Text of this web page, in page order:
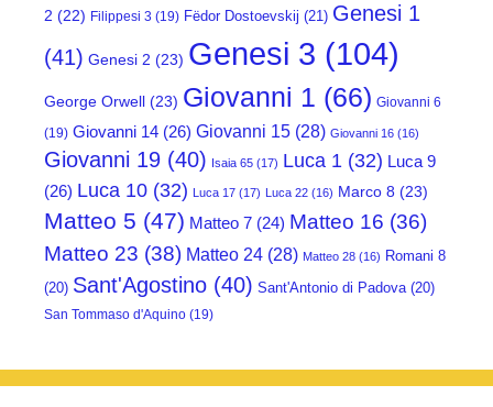
2 (22) Filippesi 3 (19) Fëdor Dostoevskij (21) Genesi 1
(41) Genesi 2 (23) Genesi 3 (104)
George Orwell (23) Giovanni 1 (66) Giovanni 6
(19) Giovanni 14 (26) Giovanni 15 (28) Giovanni 16 (16)
Giovanni 19 (40) Isaia 65 (17) Luca 1 (32) Luca 9
(26) Luca 10 (32) Luca 17 (17) Luca 22 (16) Marco 8 (23)
Matteo 5 (47) Matteo 7 (24) Matteo 16 (36)
Matteo 23 (38) Matteo 24 (28) Matteo 28 (16) Romani 8
(20) Sant'Agostino (40) Sant'Antonio di Padova(20)
San Tommaso d'Aquino (19)